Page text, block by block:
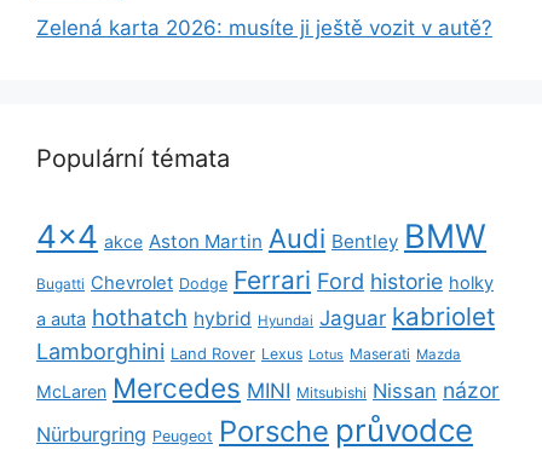
Zelená karta 2026: musíte ji ještě vozit v autě?
Populární témata
4x4 akce Aston Martin Audi Bentley BMW
Bugatti Chevrolet Dodge Ferrari Ford historie holky
a auta hothatch hybrid Hyundai Jaguar kabriolet
Lamborghini Land Rover Lexus Lotus Maserati Mazda
McLaren Mercedes MINI Mitsubishi Nissan názor
Nürburgring Peugeot Porsche průvodce